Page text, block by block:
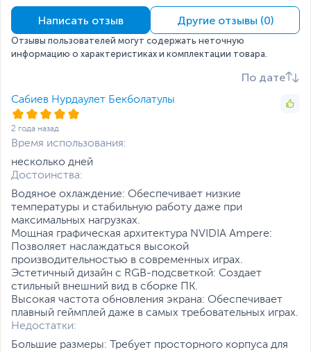
Максимальное
разрешение
7680 x 4320 (при
подключении через
DisplayPort)
подключения
Разъемы питания
Количество
занимаемых слотов
расширения
Минимальная
мощность блока
питания, не менее, Вт
750
Дополнительная информация
Поддерживаемые API
DirectX 1‎‎2 Ultimate,
OpenGL 4.6
Технологии NVIDIA Ansel,NVIDIA
CUDA,NVIDIA DLSS,
Написать отзыв Другие отзывы (0)
Отзывы пользователей могут содержать неточную
информацию о характеристиках и комплектации товара.
По дате
Сабиев Нурдаулет Бекболатулы
2 года назад
Время использования:
несколько дней
Достоинства:
Водяное охлаждение: Обеспечивает низкие
температуры и стабильную работу даже при
максимальных нагрузках.
Мощная графическая архитектура NVIDIA Ampere:
Позволяет наслаждаться высокой
производительностью в современных играх.
Эстетичный дизайн с RGB-подсветкой: Создает
стильный внешний вид в сборке ПК.
Высокая частота обновления экрана: Обеспечивает
плавный геймплей даже в самых требовательных играх.
Недостатки:
Большие размеры: Требует просторного корпуса для